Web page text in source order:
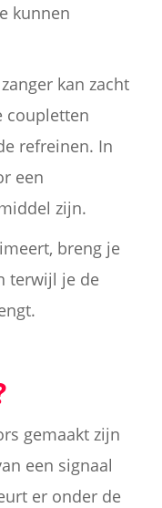
kunnen
kan zacht
coupletten
refreinen. In
een
zijn.
breng je
terwijl je de
gemaakt zijn
een signaal
er onder de